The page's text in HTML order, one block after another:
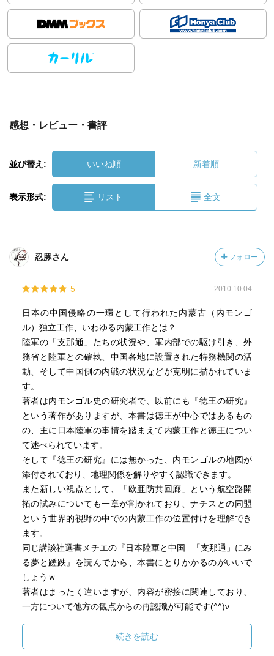
感想・レビュー・書評
並び替え: いいね順 新着順
表示形式: リスト 全文
忍豚さん フォロー
5 2010.10.04
日本の中国侵略の一環として行われた内蒙古（内モンゴ
ル）独立工作、いわゆる内蒙工作とは？
陸軍の「支那通」たちの状況や、軍内部での駆け引き、外
務省と陸軍との確執、中国各地に設置された特務機関の活
動、そして中国側の内戦の状況などが克明に描かれていま
す。
著者は内モンゴル史の研究者で、以前にも『徳王の研究』
という著作がありますが、本書は徳王が中心ではあるもの
の、主に日本陸軍の事情を踏まえて内蒙工作と徳王につい
て述べられています。
そして『徳王の研究』には無かった、内モンゴルの地図が
添付されており、地理関係を解りやすく認識できます。
また新しい視点として、「欧亜防共回廊」という航空路開
拓の試みについても一章が割かれており、ナチスとの同盟
という世界的視野の中での内蒙工作の位置付けを理解でき
ます。
同じ講談社選書メチエの『日本陸軍と中国─「支那通」にみ
る夢と蹉跌』を読んでから、本書にとりかかるのがいいで
しょうｗ
著者はまったく違いますが、内容が密接に関連しており、
一方について他方の観点からの再認識が可能です(^^)v
つまるところ、当時の日本陸軍内に強力なリーダーシップ
が存在せず、陸軍省、参謀本部、関東軍、支那駐屯軍、各
続きを読む